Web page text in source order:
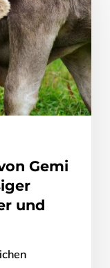
Gemi
und